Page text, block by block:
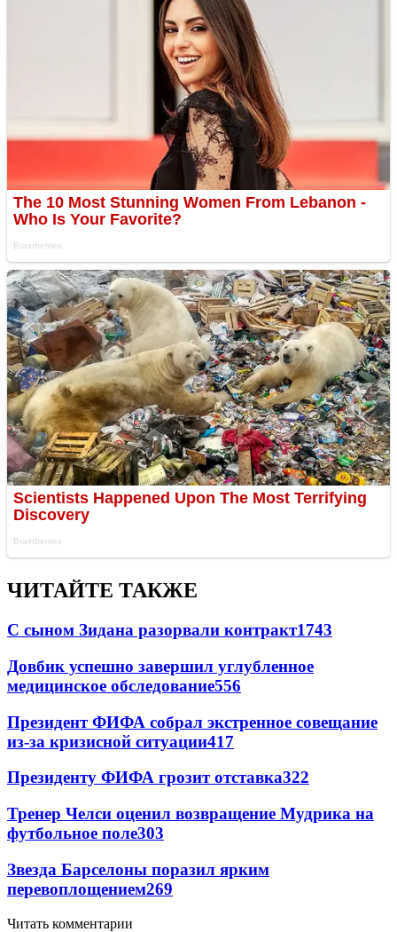
ЧИТАЙТЕ ТАКЖЕ
С сыном Зидана разорвали контракт1743
Довбик успешно завершил углубленное
медицинское обследование556
Президент ФИФА собрал экстренное совещание
из-за кризисной ситуации417
Президенту ФИФА грозит отставка322
Тренер Челси оценил возвращение Мудрика на
футбольное поле303
Звезда Барселоны поразил ярким
перевоплощением269
Читать комментарии